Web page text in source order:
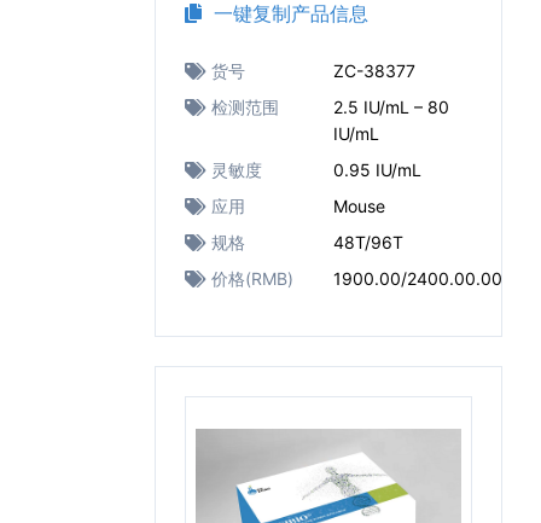
一键复制产品信息
货号
ZC-38377
检测范围
2.5 IU/mL – 80
IU/mL
灵敏度
0.95 IU/mL
应用
Mouse
规格
48T/96T
价格(RMB)
1900.00/2400.00.00